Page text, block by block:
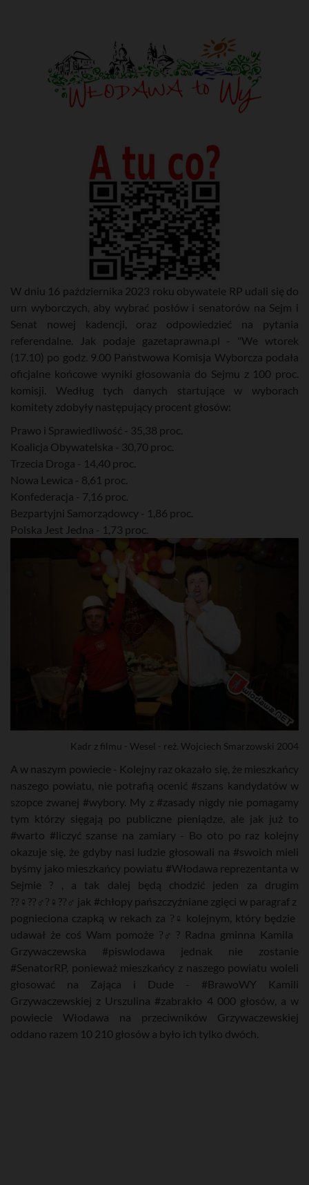
W dniu 16 października 2023 roku obywatele RP udali się do
urn wyborczych, aby wybrać posłów i senatorów na Sejm i
Senat nowej kadencji, oraz odpowiedzieć na pytania
referendalne. Jak podaje gazetaprawna.pl - "We wtorek
(17.10) po godz. 9.00 Państwowa Komisja Wyborcza podała
oficjalne końcowe wyniki głosowania do Sejmu z 100 proc.
komisji. Według tych danych startujące w wyborach
komitety zdobyły następujący procent głosów:
Prawo i Sprawiedliwość - 35,38 proc.
Koalicja Obywatelska - 30,70 proc.
Trzecia Droga - 14,40 proc.
Nowa Lewica - 8,61 proc.
Konfederacja - 7,16 proc.
Bezpartyjni Samorządowcy - 1,86 proc.
Polska Jest Jedna - 1,73 proc.
Kadr z filmu - Wesel - reż. Wojciech Smarzowski 2004
A w naszym powiecie - Kolejny raz okazało się, że mieszkańcy
naszego powiatu, nie potrafią ocenić #szans kandydatów w
szopce zwanej #wybory. My z #zasady nigdy nie pomagamy
tym którzy sięgają po publiczne pieniądze, ale jak już to
#warto #liczyć szanse na zamiary - Bo oto po raz kolejny
okazuje się, że gdyby nasi ludzie głosowali na #swoich mieli
byśmy jako mieszkańcy powiatu #Włodawa reprezentanta w
Sejmie ? , a tak dalej będą chodzić jeden za drugim
??‍♀??‍♂?‍♀??‍♂ jak #chłopy pańszczyźniane zgięci w paragraf z
pognieciona czapką w rekach za ?‍♀ kolejnym, który będzie
udawał że coś Wam pomoże ?‍♂ ? Radna gminna Kamila
Grzywaczewska #piswlodawa jednak nie zostanie
#SenatorRP, ponieważ mieszkańcy z naszego powiatu woleli
głosować na Zająca i Dude - #BrawoWY Kamili
Grzywaczewskiej z Urszulina #zabrakło 4 000 głosów, a w
powiecie Włodawa na przeciwników Grzywaczewskiej
oddano razem 10 210 głosów a było ich tylko dwóch.